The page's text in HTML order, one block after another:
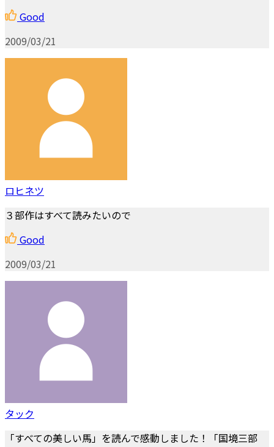
Good
2009/03/21
ロヒネツ
３部作はすべて読みたいので
Good
2009/03/21
タック
「すべての美しい馬」を読んで感動しました！「国境三部